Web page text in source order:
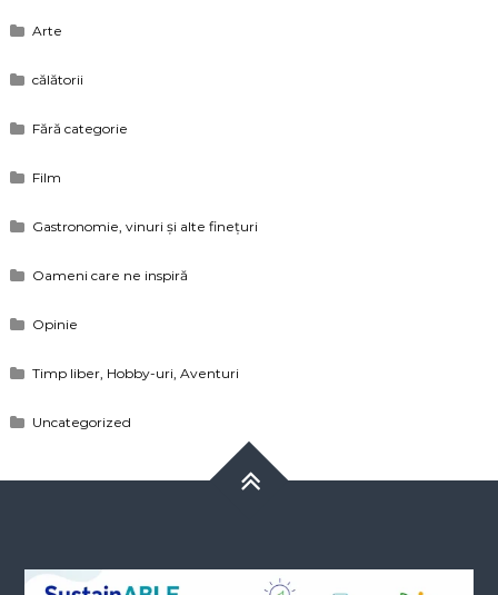
Arte
călătorii
Fără categorie
Film
Gastronomie, vinuri și alte finețuri
Oameni care ne inspiră
Opinie
Timp liber, Hobby-uri, Aventuri
Uncategorized